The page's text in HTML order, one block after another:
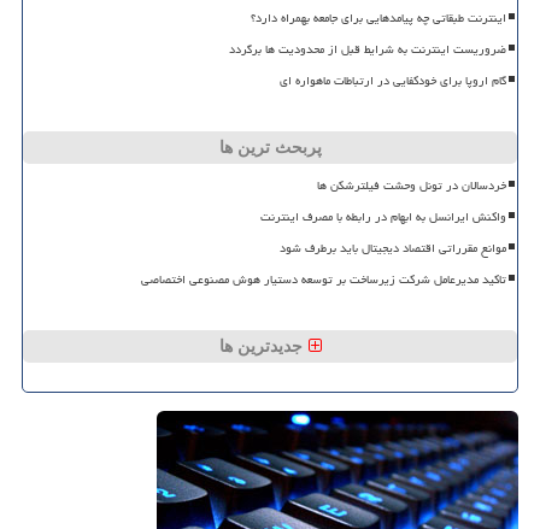
اینترنت طبقاتی چه پیامدهایی برای جامعه بهمراه دارد؟
ضروریست اینترنت به شرایط قبل از محدودیت ها برگردد
گام اروپا برای خودکفایی در ارتباطات ماهواره ای
پربحث ترین ها
خردسالان در تونل وحشت فیلترشکن ها
واکنش ایرانسل به ابهام در رابطه با مصرف اینترنت
موانع مقرراتی اقتصاد دیجیتال باید برطرف شود
تاکید مدیرعامل شرکت زیرساخت بر توسعه دستیار هوش مصنوعی اختصاصی
جدیدترین ها